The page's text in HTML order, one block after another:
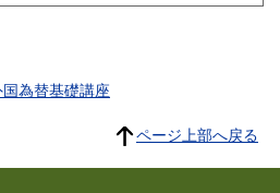
国為替基礎講座
ページ上部へ戻る